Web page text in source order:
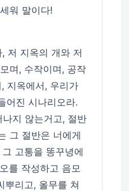
워 말이다!
저 지옥의 개와 저
며, 수작이며, 공작
지옥에서, 우리가
어진 시나리오라.
지 않는거고, 절반
그 절반은 너에게
고통을 똥꾸녕에
를 작성하고 음모
뿌리고, 올무를 쳐